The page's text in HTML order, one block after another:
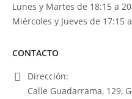
Lunes y Martes de 18:15 a
Miércoles y Jueves de 17:15
CONTACTO
Dirección:
Calle Guadarrama, 129,